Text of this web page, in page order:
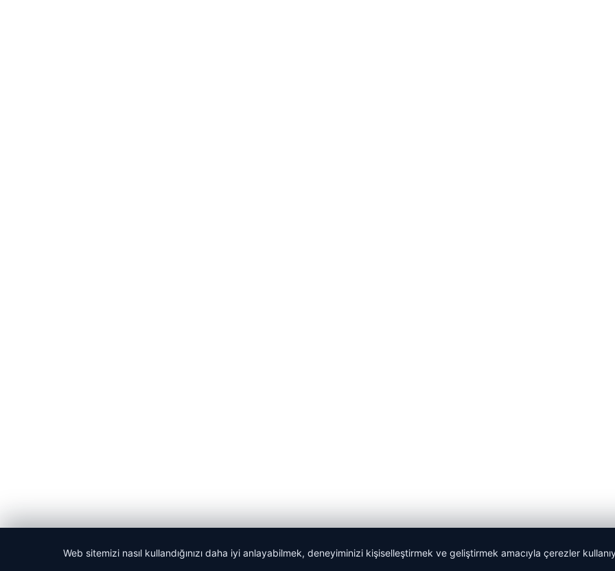
© 2026 Web Okur – Güncel Haberler
Web sitemizi nasıl kullandığınızı daha iyi anlayabilmek, deneyiminizi kişiselleştirmek ve geliştirmek amacıyla çerezler